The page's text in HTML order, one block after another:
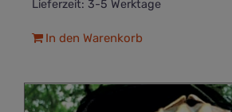
Lieferzeit: 3-5 Werktage
In den Warenkorb